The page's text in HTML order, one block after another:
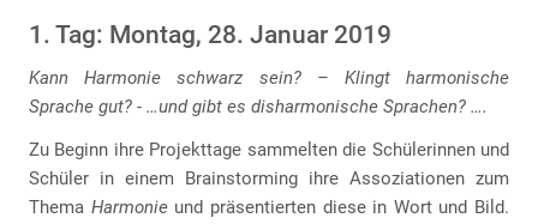
1. Tag: Montag, 28. Januar 2019
Kann Harmonie schwarz sein? – Klingt harmonische
Sprache gut? - …und gibt es disharmonische Sprachen? ….
Zu Beginn ihre Projekttage sammelten die Schülerinnen und
Schüler in einem Brainstorming ihre Assoziationen zum
Thema Harmonieund präsentierten diese in Wort und Bild.